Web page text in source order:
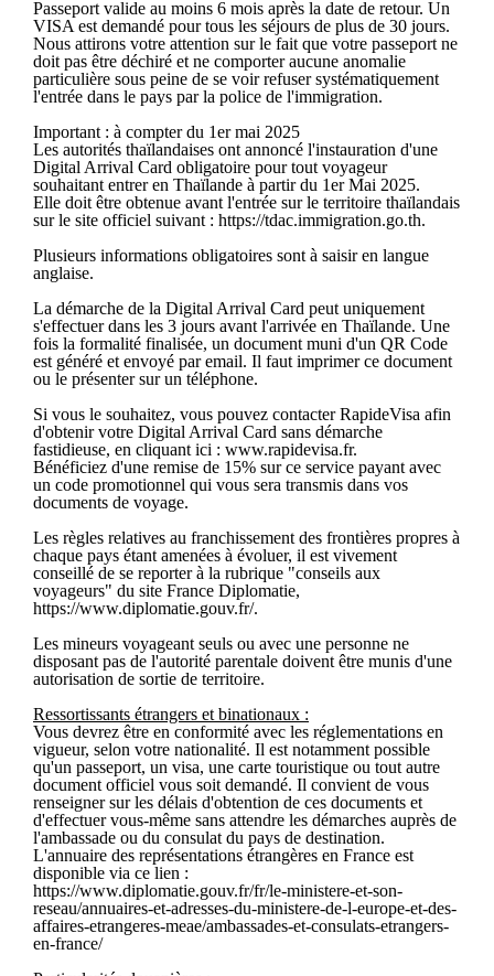
Passeport valide au moins 6 mois après la date de retour. Un
VISA est demandé pour tous les séjours de plus de 30 jours.
Nous attirons votre attention sur le fait que votre passeport ne
doit pas être déchiré et ne comporter aucune anomalie
particulière sous peine de se voir refuser systématiquement
l'entrée dans le pays par la police de l'immigration.
Important : à compter du 1er mai 2025
Les autorités thaïlandaises ont annoncé l'instauration d'une
Digital Arrival Card obligatoire pour tout voyageur
souhaitant entrer en Thaïlande à partir du 1er Mai 2025.
Elle doit être obtenue avant l'entrée sur le territoire thaïlandais
sur le site officiel suivant : https://tdac.immigration.go.th.
Plusieurs informations obligatoires sont à saisir en langue
anglaise.
La démarche de la Digital Arrival Card peut uniquement
s'effectuer dans les 3 jours avant l'arrivée en Thaïlande. Une
fois la formalité finalisée, un document muni d'un QR Code
est généré et envoyé par email. Il faut imprimer ce document
ou le présenter sur un téléphone.
Si vous le souhaitez, vous pouvez contacter RapideVisa afin
d'obtenir votre Digital Arrival Card sans démarche
fastidieuse, en cliquant ici : www.rapidevisa.fr.
Bénéficiez d'une remise de 15% sur ce service payant avec
un code promotionnel qui vous sera transmis dans vos
documents de voyage.
Les règles relatives au franchissement des frontières propres à
chaque pays étant amenées à évoluer, il est vivement
conseillé de se reporter à la rubrique "conseils aux
voyageurs" du site France Diplomatie,
https://www.diplomatie.gouv.fr/.
Les mineurs voyageant seuls ou avec une personne ne
disposant pas de l'autorité parentale doivent être munis d'une
autorisation de sortie de territoire.
Ressortissants étrangers et binationaux :
Vous devrez être en conformité avec les réglementations en
vigueur, selon votre nationalité. Il est notamment possible
qu'un passeport, un visa, une carte touristique ou tout autre
document officiel vous soit demandé. Il convient de vous
renseigner sur les délais d'obtention de ces documents et
d'effectuer vous-même sans attendre les démarches auprès de
l'ambassade ou du consulat du pays de destination.
L'annuaire des représentations étrangères en France est
disponible via ce lien :
https://www.diplomatie.gouv.fr/fr/le-ministere-et-son-
reseau/annuaires-et-adresses-du-ministere-de-l-europe-et-des-
affaires-etrangeres-meae/ambassades-et-consulats-etrangers-
en-france/